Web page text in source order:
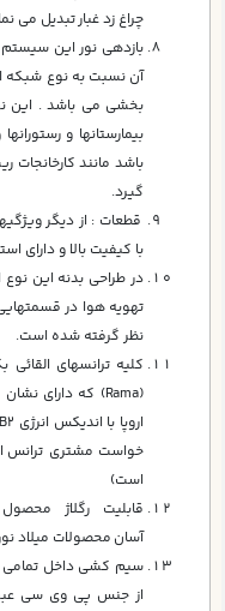
چراغ زد غبار تبديل مي
بازدهي نور اين
آن نسبت به نوع شبكه
بخشي مي باشد . اين
بيمارستانها و
باشد مانند كارخانجات
گيرد.
قطعات : از ديگر
با كيفيت بالا و داراي
در طراحي بدنه اين
تهويه هوا در
نظر گرفته شده است.
كليه ترانسهاي
خواست مشتري ترانس
است)
آسان محصولات ميلاد
سيم كشي داخل